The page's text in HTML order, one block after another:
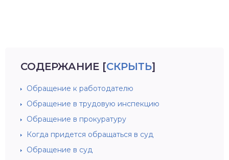
СОДЕРЖАНИЕ [СКРЫТЬ]
Обращение к работодателю
Обращение в трудовую инспекцию
Обращение в прокуратуру
Когда придется обращаться в суд
Обращение в суд